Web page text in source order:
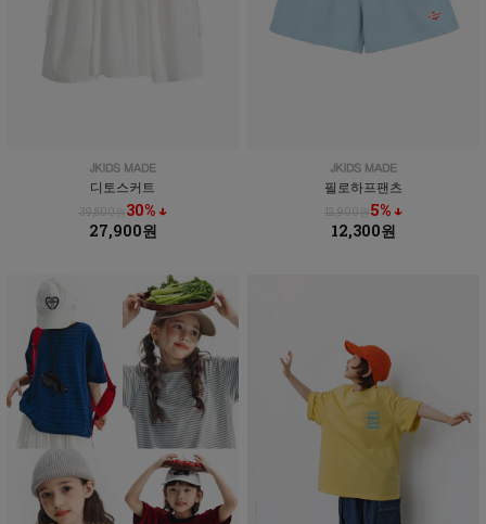
디토스커트
39,800원30% ↓
27,900원
필로하프팬츠
12,900원5% ↓
12,300원